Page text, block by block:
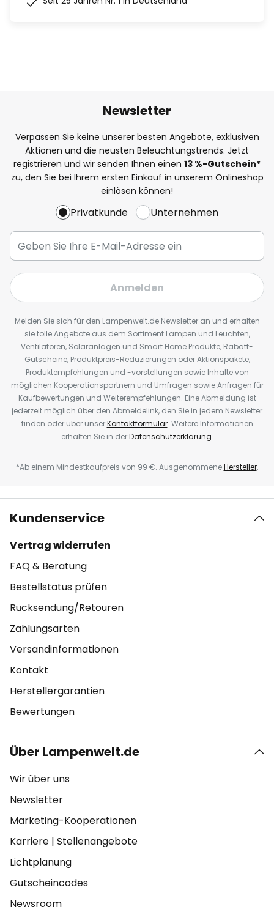
Newsletter
Verpassen Sie keine unserer besten Angebote, exklusiven
Aktionen und die neusten Beleuchtungstrends. Jetzt
registrieren und wir senden Ihnen einen 13 %-Gutschein*
zu, den Sie bei Ihrem ersten Einkauf in unserem Onlineshop
einlösen können!
Privatkunde Unternehmen
Anmelden
Melden Sie sich für den Lampenwelt.de Newsletter an und erhalten
sie tolle Angebote aus dem Sortiment Lampen und Leuchten,
Ventilatoren, Solaranlagen und Smart Home Produkte, Rabatt-
Gutscheine, Produktpreis-Reduzierungen oder Aktionspakete,
Produktempfehlungen und -vorstellungen sowie Inhalte von
möglichen Kooperationspartnern und Umfragen sowie Anfragen für
Kaufbewertungen und Weiterempfehlungen. Eine Abmeldung ist
jederzeit möglich über den Abmeldelink, den Sie in jedem Newsletter
finden oder über unserKontaktformular. Weitere Informationen
erhalten Sie in derDatenschutzerklärung.
*Ab einem Mindestkaufpreis von 99 €. AusgenommeneHersteller.
Kundenservice
Vertrag widerrufen
FAQ & Beratung
Bestellstatus prüfen
Rücksendung/Retouren
Zahlungsarten
Versandinformationen
Kontakt
Herstellergarantien
Bewertungen
Über Lampenwelt.de
Wir über uns
Newsletter
Marketing-Kooperationen
Karriere | Stellenangebote
Lichtplanung
Gutscheincodes
Newsroom